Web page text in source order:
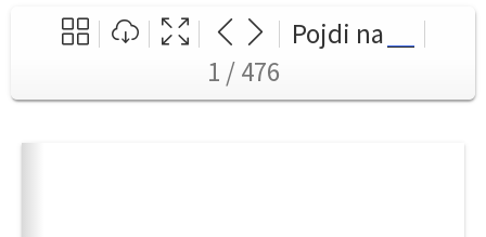
Pojdi na
1 / 476